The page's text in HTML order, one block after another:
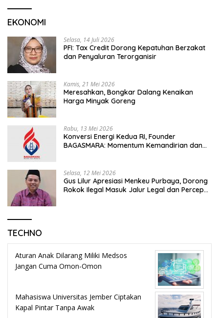
EKONOMI
Selasa, 14 Juli 2026
PFI: Tax Credit Dorong Kepatuhan Berzakat
dan Penyaluran Terorganisir
Kamis, 21 Mei 2026
Meresahkan, Bongkar Dalang Kenaikan
Harga Minyak Goreng
Rabu, 13 Mei 2026
Konversi Energi Kedua RI, Founder
BAGASMARA: Momentum Kemandirian dan
Selasa, 12 Mei 2026
Gus Lilur Apresiasi Menkeu Purbaya, Dorong
Rokok Ilegal Masuk Jalur Legal dan Percepat
TECHNO
Aturan Anak Dilarang Miliki Medsos
Jangan Cuma Omon-Omon
Mahasiswa Universitas Jember Ciptakan
Kapal Pintar Tanpa Awak